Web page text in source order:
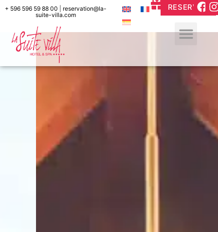
+ 596 596 59 88 00
reservation@la-
suite-villa.com
RESERVAR